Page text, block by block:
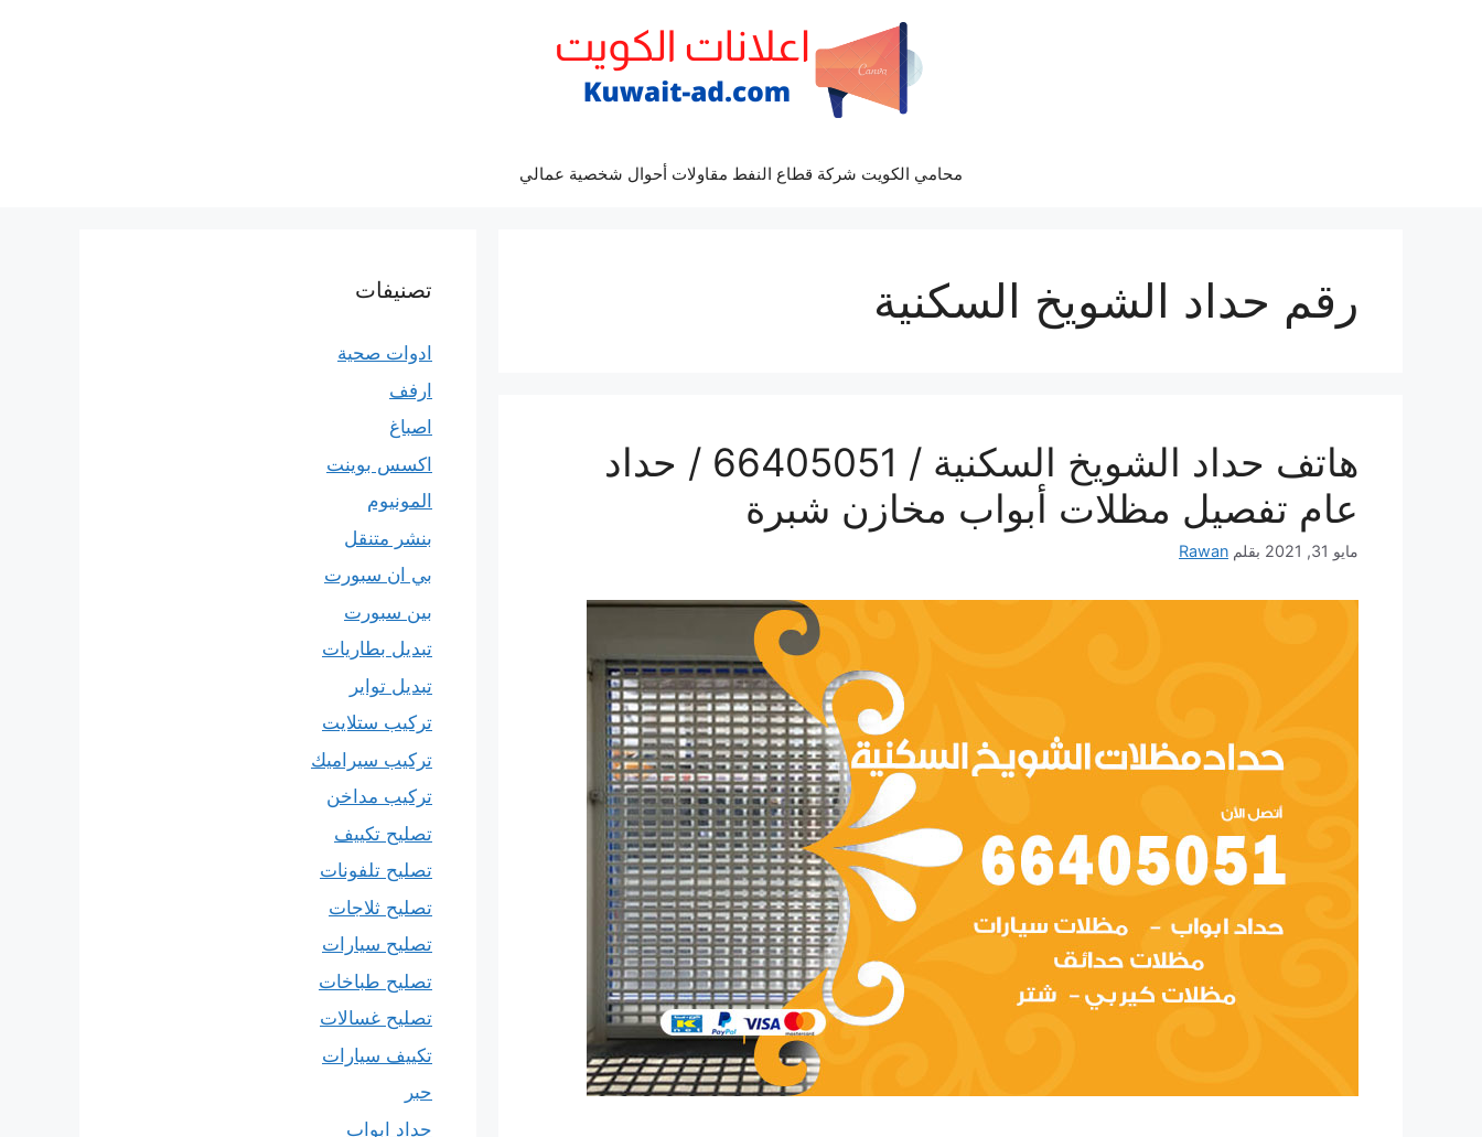
محامي الكويت شركة قطاع النفط مقاولات أحوال شخصية عمالي
رقم حداد الشويخ السكنية
هاتف حداد الشويخ السكنية / 66405051 / حداد
عام تفصيل مظلات أبواب مخازن شبرة
مايو 31, 2021 بقلم Rawan
تصنيفات
ادوات صحية
ارفف
اصباغ
اكسس بوينت
المونيوم
بنشر متنقل
بي ان سبورت
بين سبورت
تبديل بطاريات
تبديل تواير
تركيب ستلايت
تركيب سيراميك
تركيب مداخن
تصليح تكييف
تصليح تلفونات
تصليح ثلاجات
تصليح سيارات
تصليح طباخات
تصليح غسالات
تكييف سيارات
حبر
حداد ابواب